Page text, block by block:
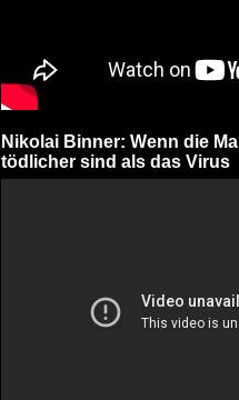
Nikolai Binner: Wenn die
tödlicher sind als das Virus